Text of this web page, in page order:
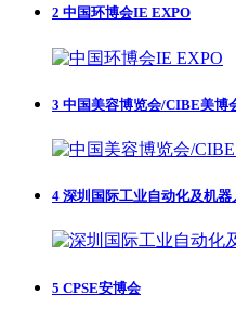
2 中国环博会IE EXPO
3 中国美容博览会/CIBE美博
4 深圳国际工业自动化及机器
5 CPSE安博会